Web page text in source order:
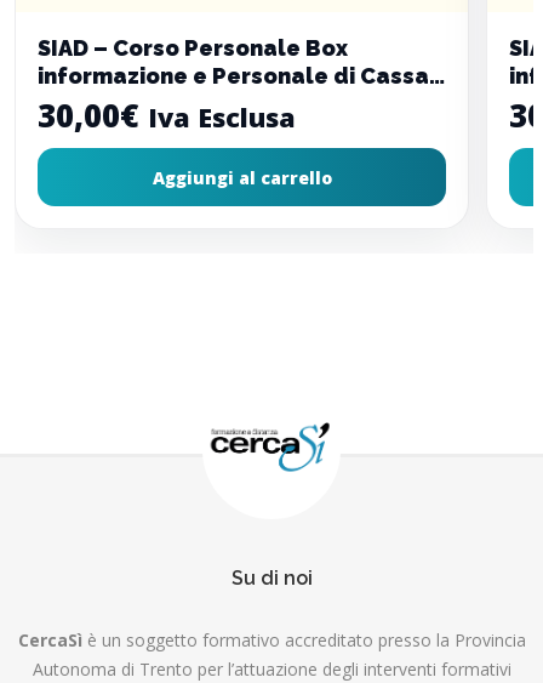
SIAD – Corso Personale Box
informazione e Personale di Cassa
– HEYCONAD – Ricaricabile
30,00€ Iva Esclusa
Aggiungi al carrello
–
Su di noi
CercaSì è un soggetto formativo accreditato presso la Provincia
Autonoma di Trento per l’attuazione degli interventi formativi